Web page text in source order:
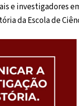
e investigadores
da Escola de